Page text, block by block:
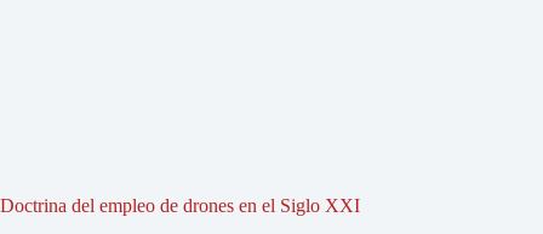
Doctrina del empleo de drones en el Siglo XXI